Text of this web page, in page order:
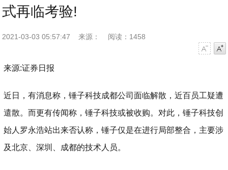
式再临考验!
2021-03-03 05:57:47 来源：
阅读：1458
来源:证券日报
近日，有消息称，锤子科技成都公司面临解散，近百员工疑遭
遣散。而更有传闻称，锤子科技或被收购。对此，锤子科技创
始人罗永浩站出来否认称，锤子仅是在进行局部整合，主要涉
及北京、深圳、成都的技术人员。